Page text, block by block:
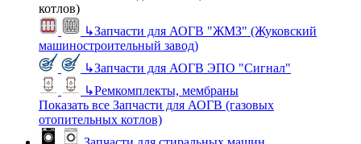
котлов)
↳Запчасти для АОГВ "ЖМЗ" (Жуковский
машиностроительный завод)
↳Запчасти для АОГВ ЭПО "Сигнал"
↳Ремкомплекты, мембраны
Показать все Запчасти для АОГВ (газовых
отопительных котлов)